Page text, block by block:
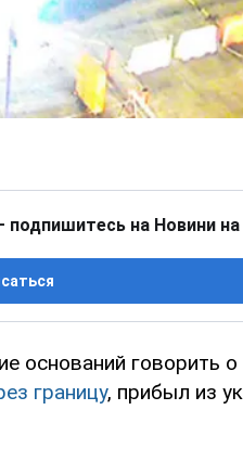
на Новини на
оснований говорить
границу, прибыл из